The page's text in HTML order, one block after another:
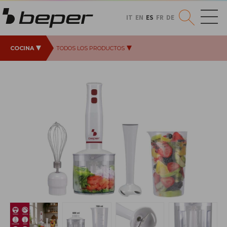
IT EN ES FR DE
COCINA TODOS LOS PRODUCTOS